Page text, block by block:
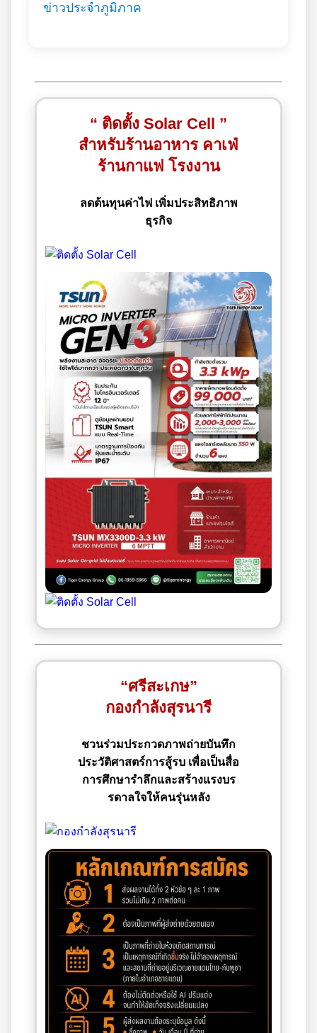
ข่าวประจำภูมิภาค
“ ติดตั้ง Solar Cell ”
สำหรับร้านอาหาร คาเฟ่
ร้านกาแฟ โรงงาน
ลดต้นทุนค่าไฟ เพิ่มประสิทธิภาพ
ธุรกิจ
“ศรีสะเกษ”
กองกำลังสุรนารี
ชวนร่วมประกวดภาพถ่ายบันทึก
ประวัติศาสตร์การสู้รบ เพื่อเป็นสื่อ
การศึกษารำลึกและสร้างแรงบร
รดาลใจให้คนรุ่นหลัง